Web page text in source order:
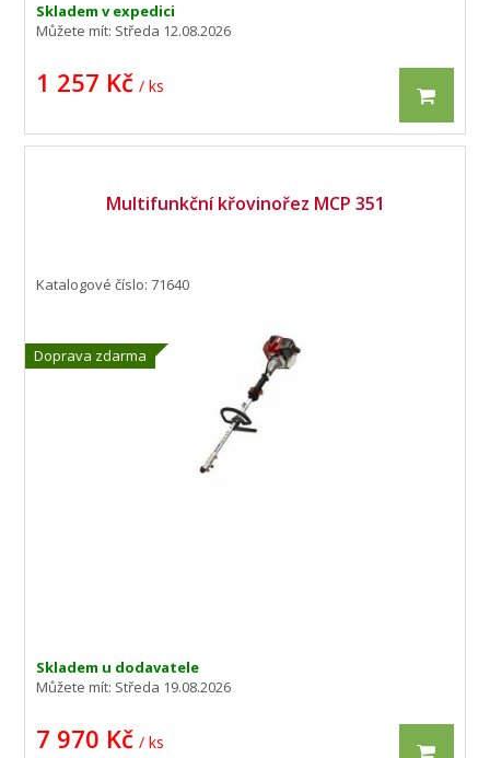
Skladem v expedici
Můžete mít: Středa 12.08.2026
1 257 Kč / ks
Multifunkční křovinořez MCP 351
Doprava zdarma
Katalogové číslo: 71640
Skladem u dodavatele
Můžete mít: Středa 19.08.2026
7 970 Kč / ks